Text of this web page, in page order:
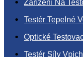
Zařízení Na
Testér Tepelné
Optické
Testér Síly